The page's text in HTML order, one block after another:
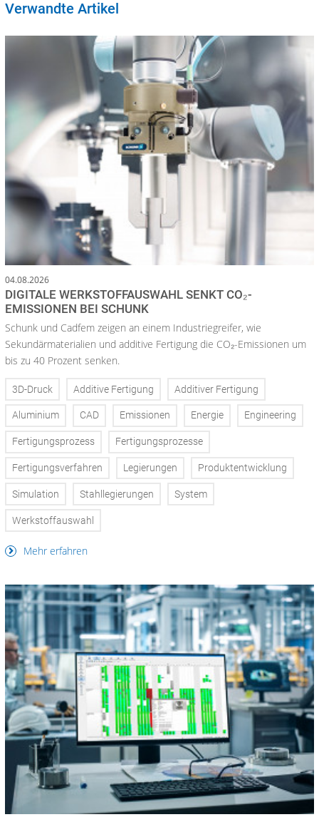
Verwandte Artikel
04.08.2026
DIGITALE WERKSTOFFAUSWAHL SENKT CO₂-
EMISSIONEN BEI SCHUNK
Schunk und Cadfem zeigen an einem Industriegreifer, wie
Sekundärmaterialien und additive Fertigung die CO₂-Emissionen um
bis zu 40 Prozent senken.
3D-Druck Additive Fertigung Additiver Fertigung
Aluminium CAD Emissionen Energie Engineering
Fertigungsprozess Fertigungsprozesse
Fertigungsverfahren Legierungen Produktentwicklung
Simulation Stahllegierungen System
Werkstoffauswahl
Mehr erfahren